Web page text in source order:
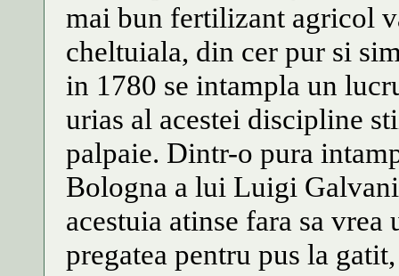
mai bun fertilizant agricol
cheltuiala, din cer pur si
in 1780 se intampla un
urias al acestei discipline
palpaie. Dintr-o pura
Bologna a lui Luigi
acestuia atinse fara sa
pregatea pentru pus la